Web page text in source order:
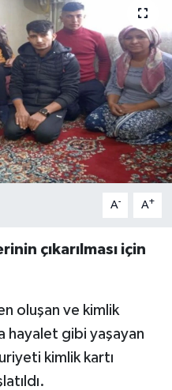
A- A+
çıkarılması için
oluşan ve kimlik
hayalet gibi yaşayan
kimlik kartı